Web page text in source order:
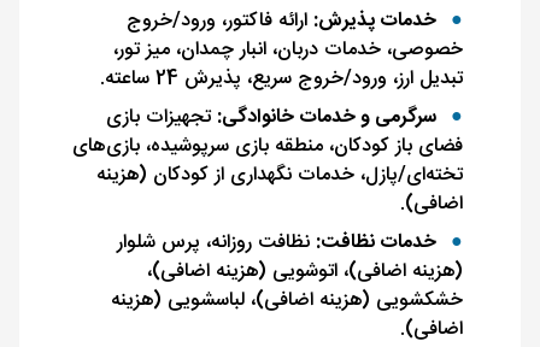
خدمات پذیرش: ارائه فاکتور، ورود/خروج
خصوصی، خدمات دربان، انبار چمدان، میز تور،
تبدیل ارز، ورود/خروج سریع، پذیرش 24 ساعته.
سرگرمی و خدمات خانوادگی:تجهیزات بازی
فضای باز کودکان، منطقه بازی سرپوشیده، بازی‌های
تخته‌ای/پازل، خدمات نگهداری از کودکان (هزینه
اضافی).
خدمات نظافت: نظافت روزانه، پرس شلوار
(هزینه اضافی)، اتوشویی (هزینه اضافی)،
خشکشویی (هزینه اضافی)، لباسشویی (هزینه
اضافی).